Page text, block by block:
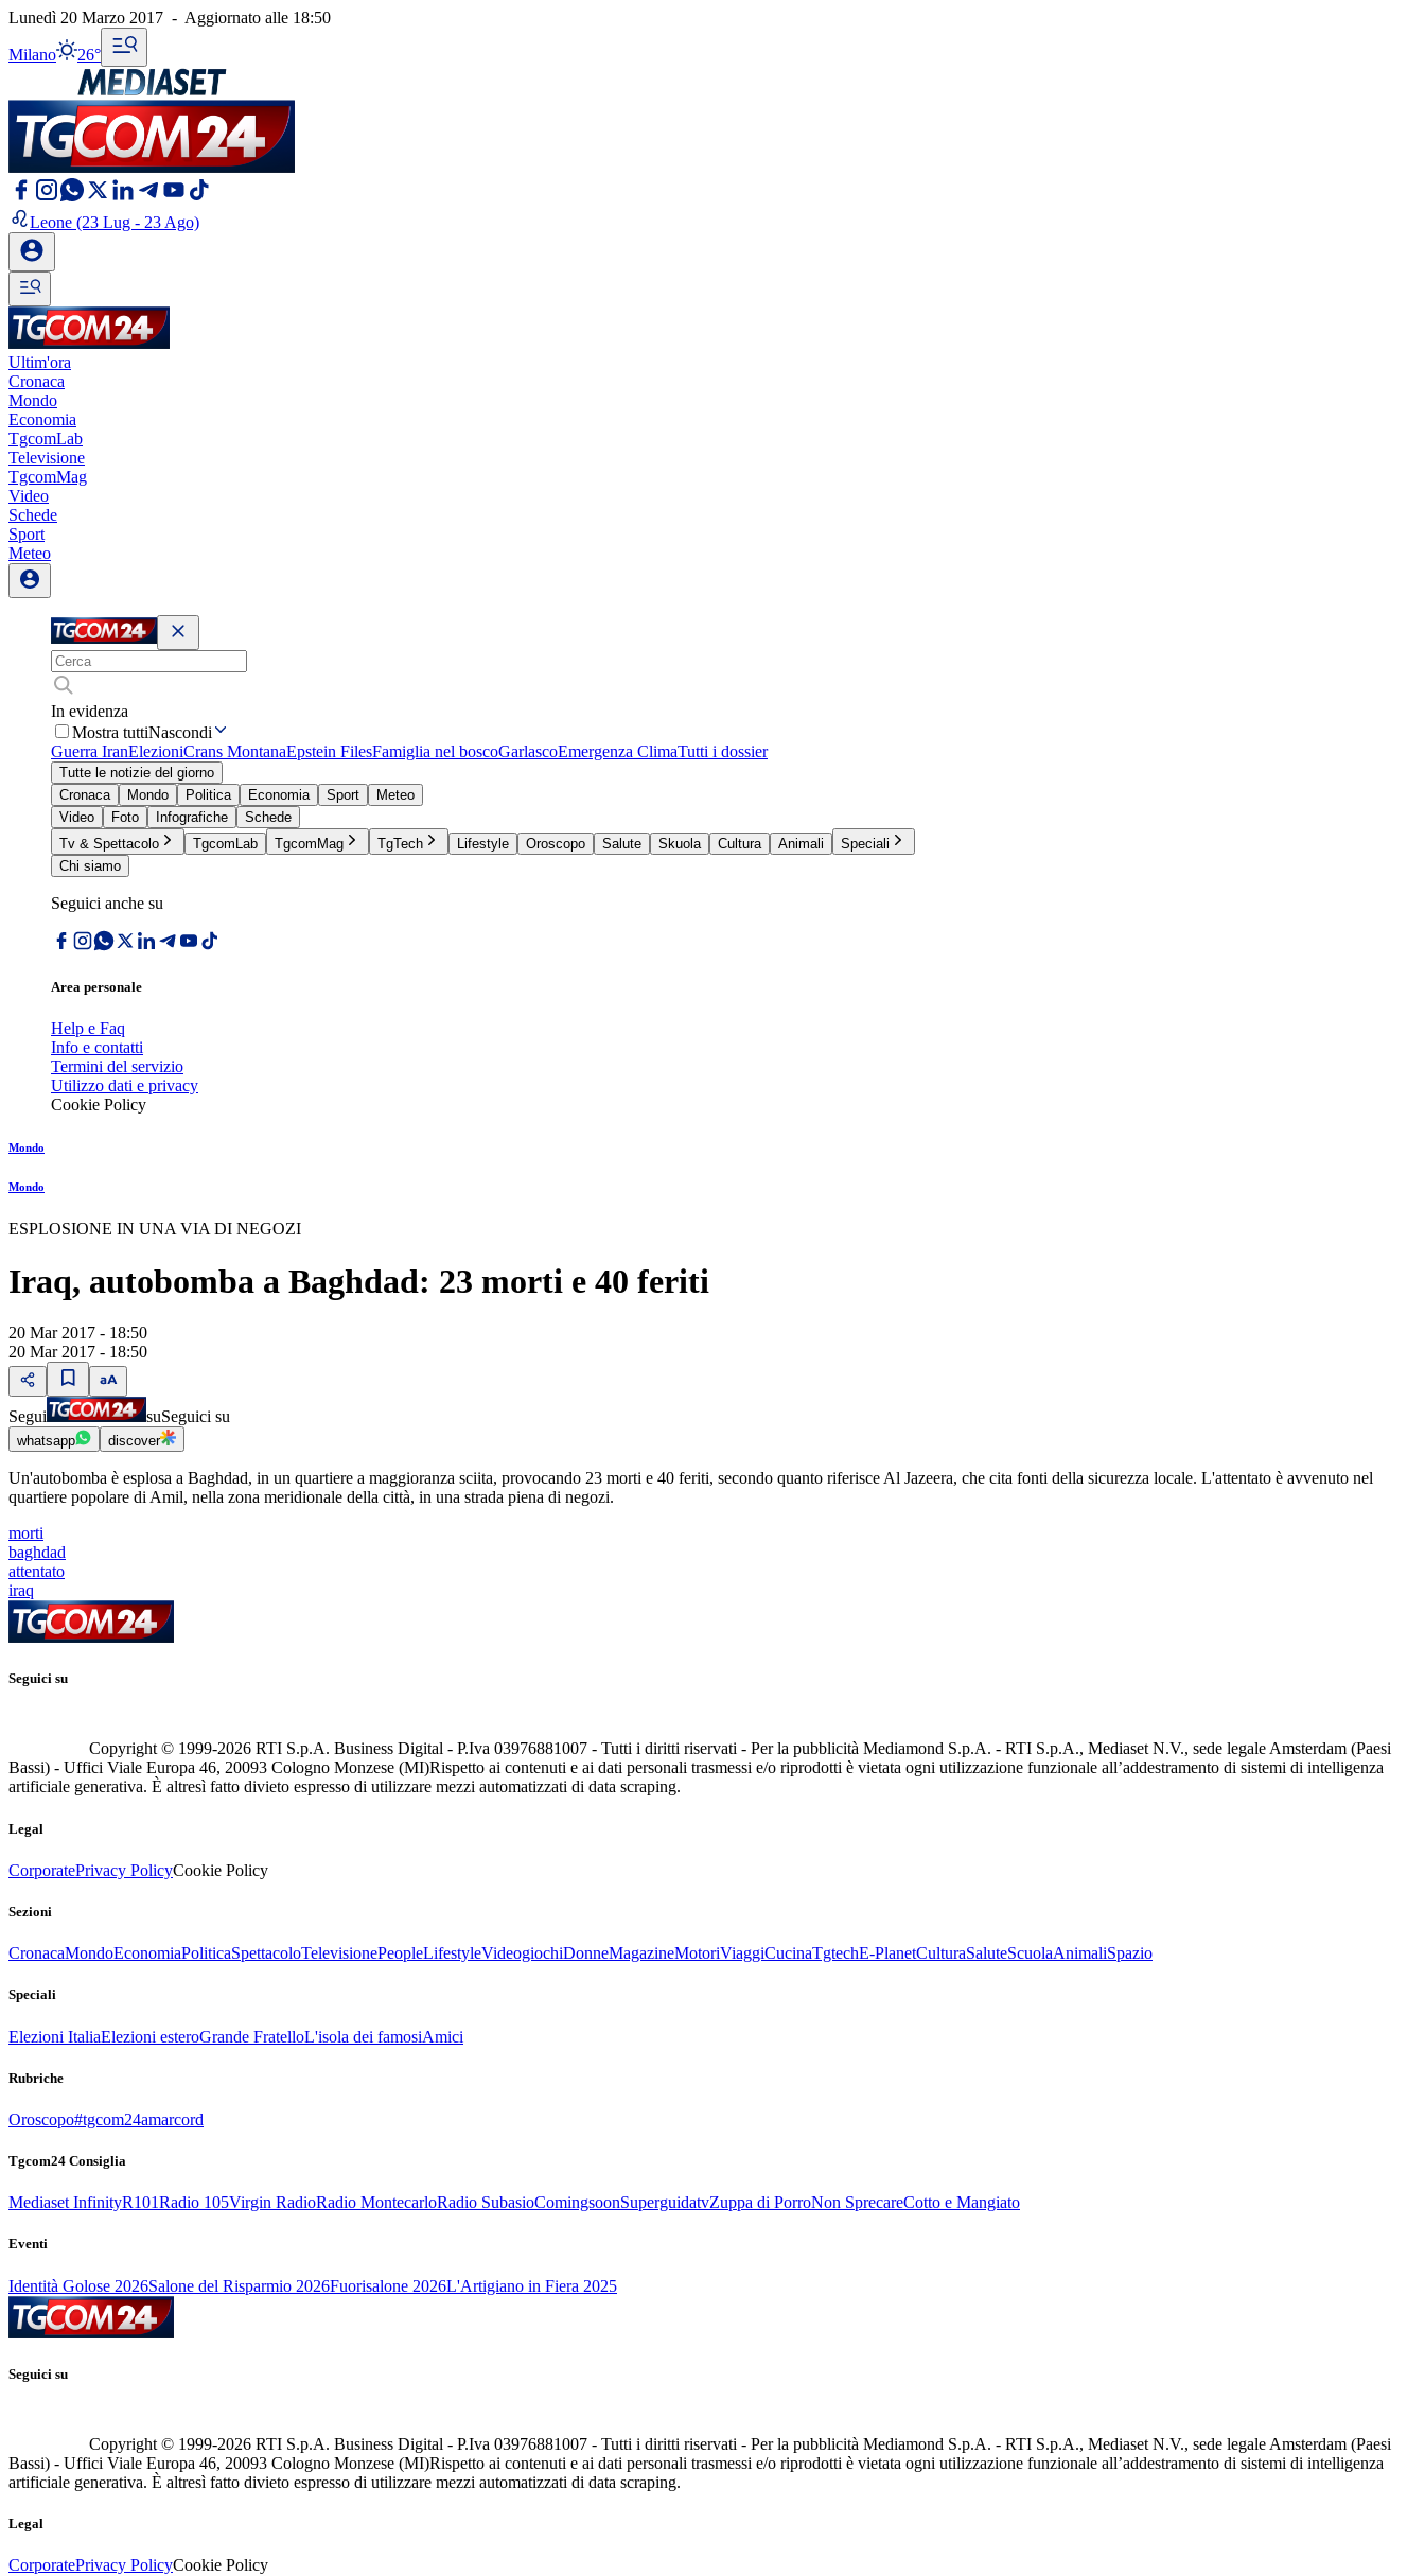
Lunedì 20 Marzo 2017 - Aggiornato alle 18:50
Milano 26°
Leone (23 Lug - 23 Ago)
Ultim'ora
Cronaca
Mondo
Economia
TgcomLab
Televisione
TgcomMag
Video
Schede
Sport
Meteo
In evidenza
Mostra tuttiNascondi
Guerra IranElezioniCrans MontanaEpstein FilesFamiglia nel boscoGarlascoEmergenza ClimaTutti i dossier
Tutte le notizie del giorno
Cronaca
Mondo Politica Economia Sport
Meteo
Video
Foto Infografiche
Schede
Tv & Spettacolo
TgcomLab TgcomMag TgTech Lifestyle Oroscopo Salute Skuola Cultura Animali
Speciali
Chi siamo
Seguici anche su
Area personale
Help e Faq
Info e contatti
Termini del servizio
Utilizzo dati e privacy
Cookie Policy
Mondo
Mondo
ESPLOSIONE IN UNA VIA DI NEGOZI
Iraq, autobomba a Baghdad: 23 morti e 40 feriti
20 Mar 2017 - 18:50
20 Mar 2017 - 18:50
Segui suSeguici su
whatsapp discover
Un'autobomba è esplosa a Baghdad, in un quartiere a maggioranza sciita, provocando 23 morti e 40 feriti, secondo quanto riferisce Al Jazeera, che cita fonti della sicurezza locale. L'attentato è avvenuto nel
quartiere popolare di Amil, nella zona meridionale della città, in una strada piena di negozi.
morti
baghdad
attentato
iraq
Seguici su
Copyright © 1999-2026 RTI S.p.A. Business Digital - P.Iva 03976881007 - Tutti i diritti riservati - Per la pubblicità Mediamond S.p.A. - RTI S.p.A., Mediaset N.V., sede legale Amsterdam (Paesi
Bassi) - Uffici Viale Europa 46, 20093 Cologno Monzese (MI)Rispetto ai contenuti e ai dati personali trasmessi e/o riprodotti è vietata ogni utilizzazione funzionale all’addestramento di sistemi di intelligenza
artificiale generativa. È altresì fatto divieto espresso di utilizzare mezzi automatizzati di data scraping.
Legal
CorporatePrivacy PolicyCookie Policy
Sezioni
CronacaMondoEconomiaPoliticaSpettacoloTelevisionePeopleLifestyleVideogiochiDonneMagazineMotoriViaggiCucinaTgtechE-PlanetCulturaSaluteScuolaAnimaliSpazio
Speciali
Elezioni ItaliaElezioni esteroGrande FratelloL'isola dei famosiAmici
Rubriche
Oroscopo#tgcom24amarcord
Tgcom24 Consiglia
Mediaset InfinityR101Radio 105Virgin RadioRadio MontecarloRadio SubasioComingsoonSuperguidatvZuppa di PorroNon SprecareCotto e Mangiato
Eventi
Identità Golose 2026Salone del Risparmio 2026Fuorisalone 2026L'Artigiano in Fiera 2025
Seguici su
Copyright © 1999-2026 RTI S.p.A. Business Digital - P.Iva 03976881007 - Tutti i diritti riservati - Per la pubblicità Mediamond S.p.A. - RTI S.p.A., Mediaset N.V., sede legale Amsterdam (Paesi
Bassi) - Uffici Viale Europa 46, 20093 Cologno Monzese (MI)Rispetto ai contenuti e ai dati personali trasmessi e/o riprodotti è vietata ogni utilizzazione funzionale all’addestramento di sistemi di intelligenza
artificiale generativa. È altresì fatto divieto espresso di utilizzare mezzi automatizzati di data scraping.
Legal
CorporatePrivacy PolicyCookie Policy